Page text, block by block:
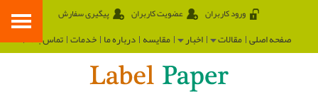
ورود کاربران عضویت کاربران پیگیری سفارش
صفحه اصلی مقالات اخبار مقایسه درباره ما خدمات تماس با ما